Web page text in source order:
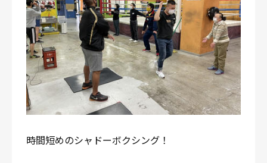
時間短めのシャドーボクシング！